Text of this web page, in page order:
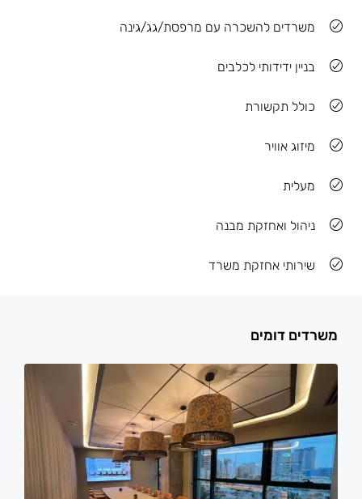
משרדים להשכרה עם מרפסת/גג/גינה
בניין ידידותי לכלבים
כולל תקשורת
מיזוג אוויר
מעלית
ניהול ואחזקת מבנה
שירותי אחזקת משרד
משרדים דומים